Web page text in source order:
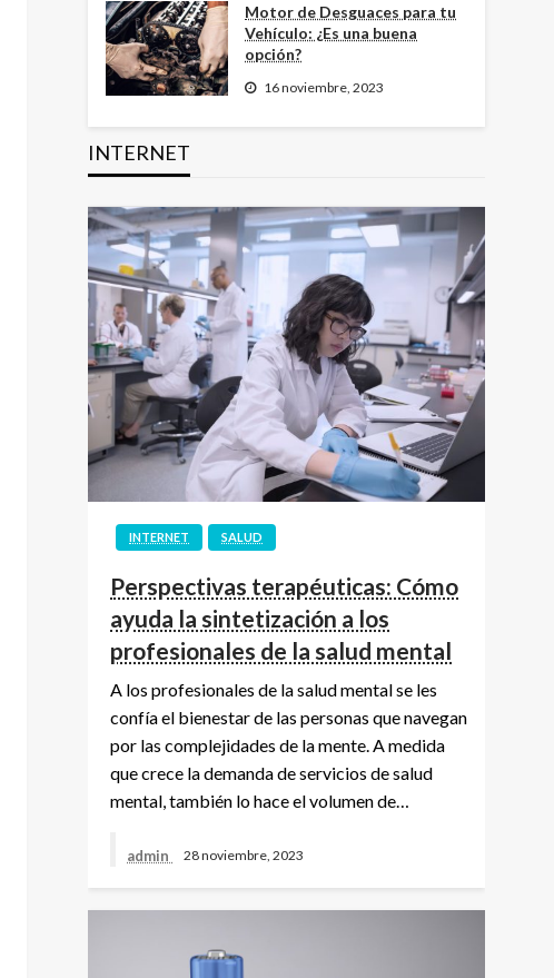
Motor de Desguaces para tu
Vehículo: ¿Es una buena
opción?
16 noviembre, 2023
INTERNET
INTERNET SALUD
Perspectivas terapéuticas: Cómo
ayuda la sintetización a los
profesionales de la salud mental
A los profesionales de la salud mental se les
confía el bienestar de las personas que navegan
por las complejidades de la mente. A medida
que crece la demanda de servicios de salud
mental, también lo hace el volumen de…
admin 28 noviembre, 2023